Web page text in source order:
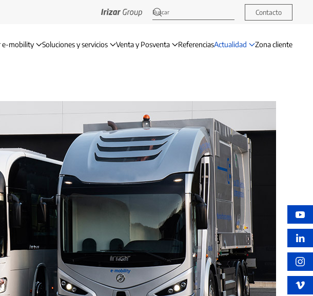
Contacto
e-mobility Soluciones y servicios Venta y Posventa ReferenciasActualidad Zona cliente